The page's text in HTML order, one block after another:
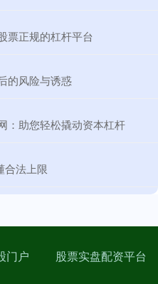
票正规的杠杆平台
的风险与诱惑
：助您轻松撬动资本杠杆
合法上限
门户 股票实盘配资平台